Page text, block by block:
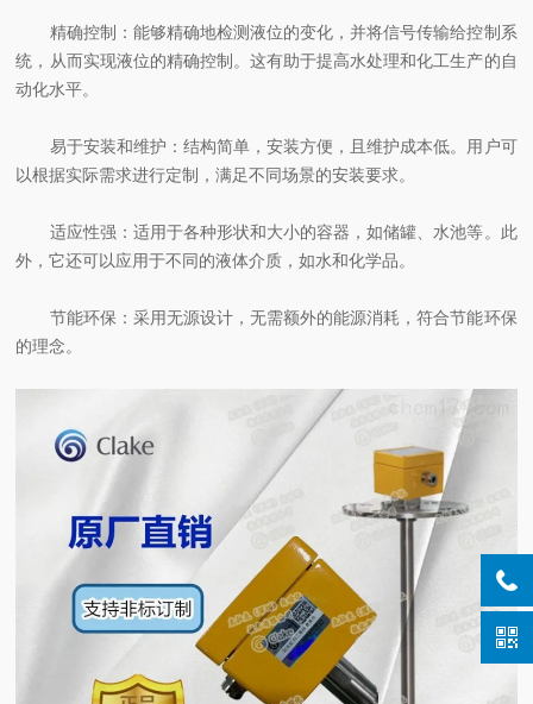
精确控制：能够精确地检测液位的变化，并将信号传输给控制系
统，从而实现液位的精确控制。这有助于提高水处理和化工生产的自
动化水平。
易于安装和维护：结构简单，安装方便，且维护成本低。用户可
以根据实际需求进行定制，满足不同场景的安装要求。
适应性强：适用于各种形状和大小的容器，如储罐、水池等。此
外，它还可以应用于不同的液体介质，如水和化学品。
节能环保：采用无源设计，无需额外的能源消耗，符合节能环保
的理念。